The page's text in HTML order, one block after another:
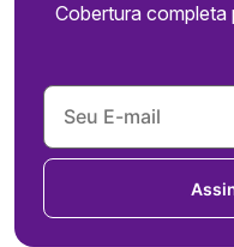
Cobertura completa